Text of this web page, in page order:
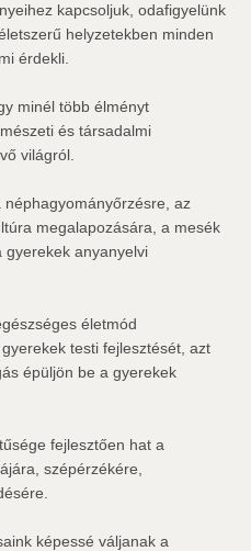
kapcsoljuk, odafigyelünk
helyzetekben minden
érdekli.
minél több élményt
és társadalmi
világról.
az
megalapozására, a mesék
gyerekek anyanyelvi
életmód
testi fejlesztését, azt
épüljön be a gyerekek
fejlesztően hat a
szépérzékére,
képessé váljanak a